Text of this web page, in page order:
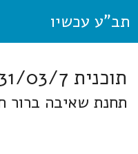
תב"ע עכשיו
תוכנית 6/231/03/7 נגב מערבי
תחנת שאיבה ברור